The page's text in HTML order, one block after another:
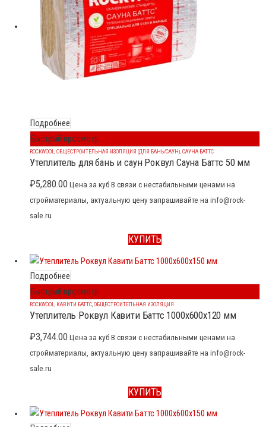
Подробнее
Быстрый просмотр
ROCKWOOL,ОБЩЕСТРОИТЕЛЬНАЯ ИЗОЛЯЦИЯ (ДЛЯ БАНЬ/САУН),САУНА БАТТС
Утеплитель для бань и саун Роквул Сауна Баттс 50 мм
₽5,280.00 Цена за куб В связи с нестабильными ценами на
стройматериалы, актуальную цену запрашивайте на info@rock-
sale.ru
КУПИТЬ
Подробнее
Быстрый просмотр
ROCKWOOL КАВИТИ БАТТС ОБЩЕСТРОИТЕЛЬНАЯ ИЗОЛЯЦИЯ
Утеплитель Роквул Кавити Баттс 1000x600x120 мм
₽3,744.00 Цена за куб В связи с нестабильными ценами на
стройматериалы, актуальную цену запрашивайте на info@rock-
sale.ru
КУПИТЬ